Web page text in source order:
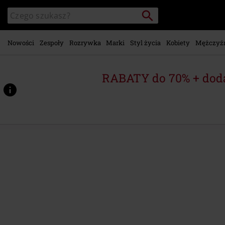
głównej
zawartości
Wyszukaj
katalog
Szukaj
Nowości Zespoły Rozrywka Marki Styl życia Kobiety
RABATY do 70% +